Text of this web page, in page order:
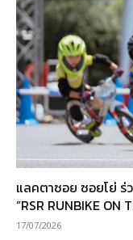
แลคตาซอย ซอยโย่ ร่
“RSR RUNBIKE ON
17/07/2026